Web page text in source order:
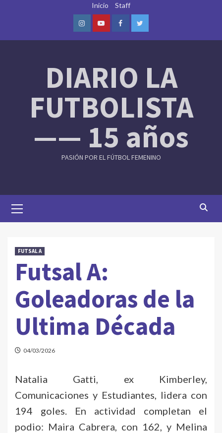
Inicio Staff
InstagramYoutubeFacebookTwitter
DIARIO LA
FUTBOLISTA
—— 15 años
PASIÓN POR EL FÚTBOL FEMENINO
Menu
FUTSAL A
Futsal A:
Goleadoras de la
Ultima Década
04/03/2026
Natalia Gatti, ex Kimberley,
Comunicaciones y Estudiantes, lidera con
194 goles. En actividad completan el
podio: Maira Cabrera, con 162, y Melina